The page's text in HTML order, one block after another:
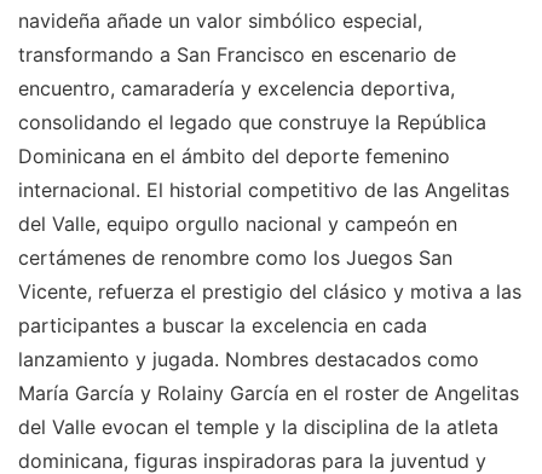
navideña añade un valor simbólico especial,
transformando a San Francisco en escenario de
encuentro, camaradería y excelencia deportiva,
consolidando el legado que construye la República
Dominicana en el ámbito del deporte femenino
internacional. El historial competitivo de las Angelitas
del Valle, equipo orgullo nacional y campeón en
certámenes de renombre como los Juegos San
Vicente, refuerza el prestigio del clásico y motiva a las
participantes a buscar la excelencia en cada
lanzamiento y jugada. Nombres destacados como
María García y Rolainy García en el roster de Angelitas
del Valle evocan el temple y la disciplina de la atleta
dominicana, figuras inspiradoras para la juventud y